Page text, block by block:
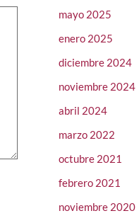
mayo 2025
enero 2025
diciembre 2024
noviembre 2024
abril 2024
marzo 2022
octubre 2021
febrero 2021
noviembre 2020